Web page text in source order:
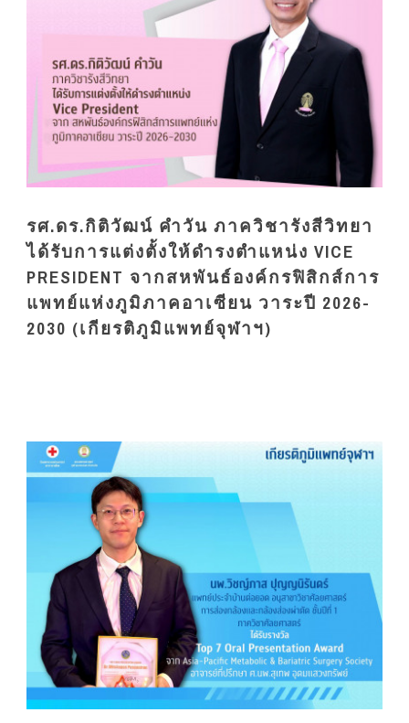
รศ.ดร.กิติวัฒน์ คำวัน ภาควิชารังสีวิทยา
ได้รับการแต่งตั้งให้ดำรงตำแหน่ง VICE
PRESIDENT จากสหพันธ์องค์กรฟิสิกส์การ
แพทย์แห่งภูมิภาคอาเซียน วาระปี 2026-
2030 (เกียรติภูมิแพทย์จุฬาฯ)